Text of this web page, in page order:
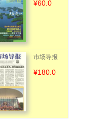
界
¥60.0
市场导报
¥180.0